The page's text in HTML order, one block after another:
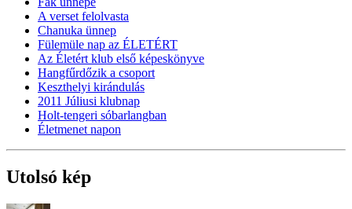
A verset felolvasta
Chanuka ünnep
Fülemüle nap az ÉLETÉRT
Az Életért klub első képeskönyve
Hangfűrdőzik a csoport
Keszthelyi kirándulás
2011 Júliusi klubnap
Holt-tengeri sóbarlangban
Életmenet napon
Utolsó kép